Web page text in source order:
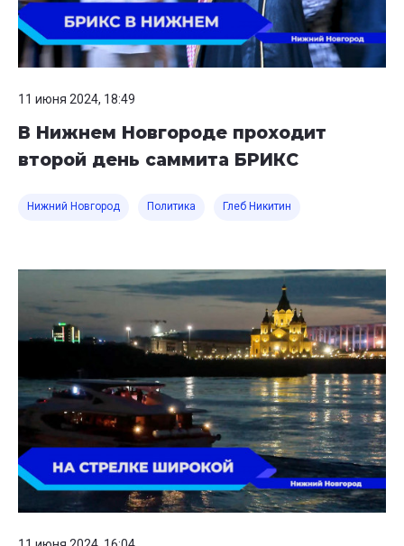
11 июня 2024, 18:49
В Нижнем Новгороде проходит
второй день саммита БРИКС
Нижний Новгород Политика Глеб Никитин